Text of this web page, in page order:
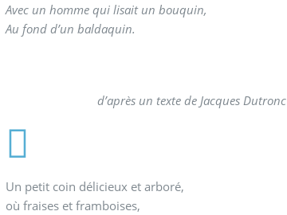
Avec un homme qui lisait un bouquin,
Au fond d’un baldaquin.
d’après un texte de Jacques Dutronc
Un petit coin délicieux et arboré,
où fraises et framboises,